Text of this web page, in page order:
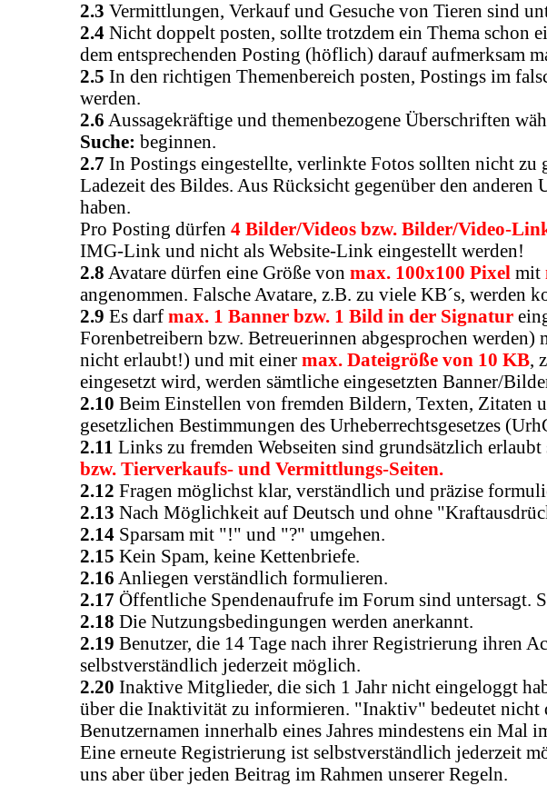
2.3 Vermittlungen, Verkauf und Gesuche von Tieren sind
2.4 Nicht doppelt posten, sollte trotzdem ein Thema schon
dem entsprechenden Posting (höflich) darauf aufmerksam
2.5 In den richtigen Themenbereich posten, Postings im
werden.
2.6 Aussagekräftige und themenbezogene Überschriften
Suche: beginnen.
2.7 In Postings eingestellte, verlinkte Fotos sollten nicht
Ladezeit des Bildes. Aus Rücksicht gegenüber den
haben.
Pro Posting dürfen 4 Bilder/Videos bzw. Bilder/Video-
IMG-Link und nicht als Website-Link eingestellt werden!
2.8 Avatare dürfen eine Größe von max. 100x100 Pixel mit
angenommen. Falsche Avatare, z.B. zu viele KB´s, werden
2.9 Es darf max. 1 Banner bzw. 1 Bild in der Signatur
Forenbetreibern bzw. Betreuerinnen abgesprochen werden)
nicht erlaubt!) und mit einer max. Dateigröße von 10 KB,
eingesetzt wird, werden sämtliche eingesetzten Banner/
2.10 Beim Einstellen von fremden Bildern, Texten, Zitaten
gesetzlichen Bestimmungen des Urheberrechtsgesetzes
2.11 Links zu fremden Webseiten sind grundsätzlich
bzw. Tierverkaufs- und Vermittlungs-Seiten.
2.12 Fragen möglichst klar, verständlich und präzise
2.13 Nach Möglichkeit auf Deutsch und ohne
2.14 Sparsam mit "!" und "?" umgehen.
2.15 Kein Spam, keine Kettenbriefe.
2.16 Anliegen verständlich formulieren.
2.17 Öffentliche Spendenaufrufe im Forum sind untersagt.
2.18 Die Nutzungsbedingungen werden anerkannt.
2.19 Benutzer, die 14 Tage nach ihrer Registrierung ihren
selbstverständlich jederzeit möglich.
2.20 Inaktive Mitglieder, die sich 1 Jahr nicht eingeloggt
über die Inaktivität zu informieren. "Inaktiv" bedeutet nicht
Benutzernamen innerhalb eines Jahres mindestens ein Mal
Eine erneute Registrierung ist selbstverständlich jederzeit
uns aber über jeden Beitrag im Rahmen unserer Regeln.